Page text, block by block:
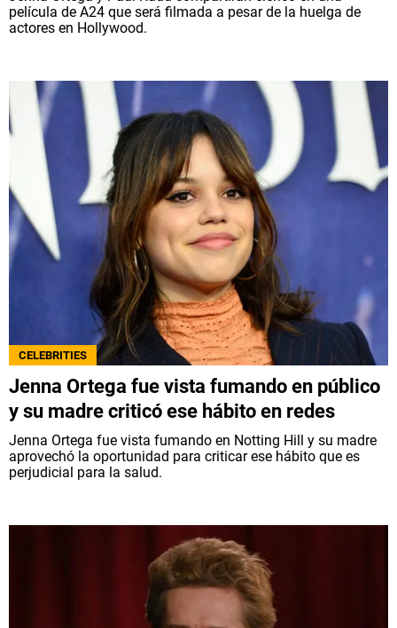
película de A24 que será filmada a pesar de la huelga de
actores en Hollywood.
CELEBRITIES
Jenna Ortega fue vista fumando en público
y su madre criticó ese hábito en redes
Jenna Ortega fue vista fumando en Notting Hill y su madre
aprovechó la oportunidad para criticar ese hábito que es
perjudicial para la salud.